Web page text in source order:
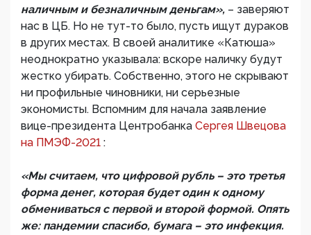
наличным и безналичным деньгам», – заверяют
нас в ЦБ. Но не тут-то было, пусть ищут дураков
в других местах. В своей аналитике «Катюша»
неоднократно указывала: вскоре наличку будут
жестко убирать. Собственно, этого не скрывают
ни профильные чиновники, ни серьезные
экономисты. Вспомним для начала заявление
вице-президента Центробанка Сергея Швецова
на ПМЭФ-2021 :
«Мы считаем, что цифровой рубль – это третья
форма денег, которая будет один к одному
обмениваться с первой и второй формой. Опять
же: пандемии спасибо, бумага – это инфекция.